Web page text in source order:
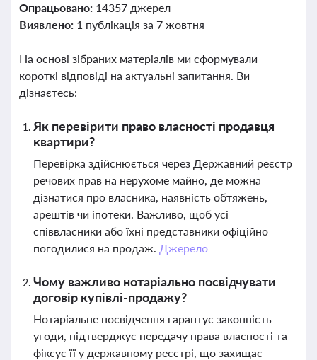
Опрацьовано: 14357 джерел
Виявлено: 1 публікація за 7 жовтня
На основі зібраних матеріалів ми сформували
короткі відповіді на актуальні запитання. Ви
дізнаєтесь:
Як перевірити право власності продавця
квартири?
Перевірка здійснюється через Державний реєстр
речових прав на нерухоме майно, де можна
дізнатися про власника, наявність обтяжень,
арештів чи іпотеки. Важливо, щоб усі
співвласники або їхні представники офіційно
погодилися на продаж. Джерело
Чому важливо нотаріально посвідчувати
договір купівлі-продажу?
Нотаріальне посвідчення гарантує законність
угоди, підтверджує передачу права власності та
фіксує її у державному реєстрі, що захищає